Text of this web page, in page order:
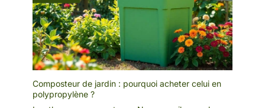
Composteur de jardin : pourquoi acheter celui en
polypropylène ?